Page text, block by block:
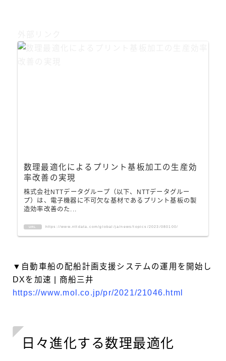
数理最適化によるプリント基板加工の生産効
率改善の実現
株式会社NTTデータグループ（以下、NTTデータグルー
プ）は、電子機器に不可欠な基材であるプリント基板の製
造効率改善のた...
URL https://www.nttdata.com/global/ja/news/topics/2023/080100/
▼自動車船の配船計画支援システムの運用を開始し
DXを加速 | 商船三井
https://www.mol.co.jp/pr/2021/21046.html
日々進化する数理最適化